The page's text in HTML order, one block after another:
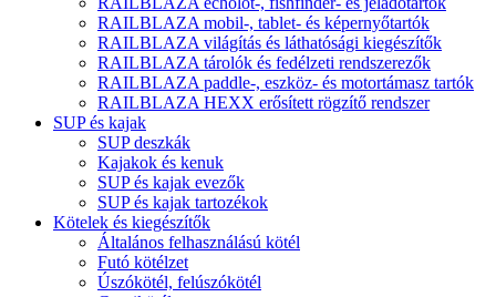
RAILBLAZA mobil-, tablet- és képernyőtartók
RAILBLAZA világítás és láthatósági kiegészítők
RAILBLAZA tárolók és fedélzeti rendszerezők
RAILBLAZA paddle-, eszköz- és motortámasz tartók
RAILBLAZA HEXX erősített rögzítő rendszer
SUP és kajak
SUP deszkák
Kajakok és kenuk
SUP és kajak evezők
SUP és kajak tartozékok
Kötelek és kiegészítők
Általános felhasználású kötél
Futó kötélzet
Úszókötél, felúszókötél